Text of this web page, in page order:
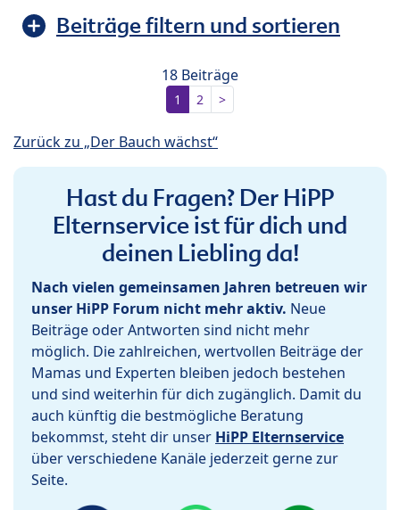
Beiträge filtern und sortieren
18 Beiträge
1 2 >
Zurück zu „Der Bauch wächst“
Hast du Fragen? Der HiPP
Elternservice ist für dich und
deinen Liebling da!
Nach vielen gemeinsamen Jahren betreuen wir
unser HiPP Forum nicht mehr aktiv. Neue
Beiträge oder Antworten sind nicht mehr
möglich. Die zahlreichen, wertvollen Beiträge der
Mamas und Experten bleiben jedoch bestehen
und sind weiterhin für dich zugänglich. Damit du
auch künftig die bestmögliche Beratung
bekommst, steht dir unser HiPP Elternservice
über verschiedene Kanäle jederzeit gerne zur
Seite.